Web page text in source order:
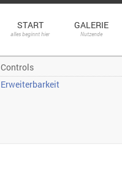
START
alles beginnt hier
GALERIE
Nutzende
Controls
Erweiterbarkeit